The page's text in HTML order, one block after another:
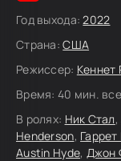
Год выхода: 2022
Страна: США
Режиссер: Кеннет
Время: 40 мин.
В ролях: Ник Стал,
Henderson, Гаррет
Austin Hyde, Джон